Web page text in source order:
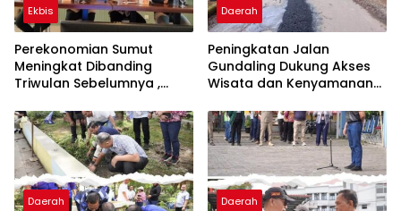
Ekbis
Perekonomian Sumut
Meningkat Dibanding
Triwulan Sebelumnya ,
Daerah
Peningkatan Jalan
Gundaling Dukung Akses
Wisata dan Kenyamanan
Daerah Daerah